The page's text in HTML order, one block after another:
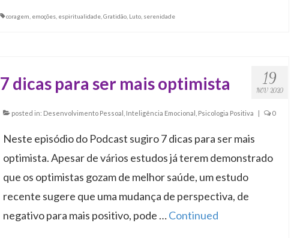
coragem emoções, espiritualidade, Gratidão, Luto, serenidade
19
NOV 2020
7 dicas para ser mais optimista
posted in: Desenvolvimento Pessoal Inteligência Emocional Psicologia Positiva | 0
Neste episódio do Podcast sugiro 7 dicas para ser mais
optimista. Apesar de vários estudos já terem demonstrado
que os optimistas gozam de melhor saúde, um estudo
recente sugere que uma mudança de perspectiva, de
negativo para mais positivo, pode …Continued